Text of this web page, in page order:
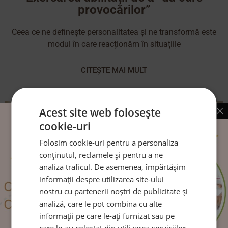
provocărilor”
Ceea ce ne definește personalitatea și ne transformă este
modul în care reacționăm în situațiile
CITEȘTE MAI MULT
Acest site web folosește
cookie-uri
Folosim cookie-uri pentru a personaliza
conținutul, reclamele și pentru a ne
analiza traficul. De asemenea, împărtășim
informații despre utilizarea site-ului
nostru cu partenerii noștri de publicitate și
analiză, care le pot combina cu alte
informații pe care le-ați furnizat sau pe